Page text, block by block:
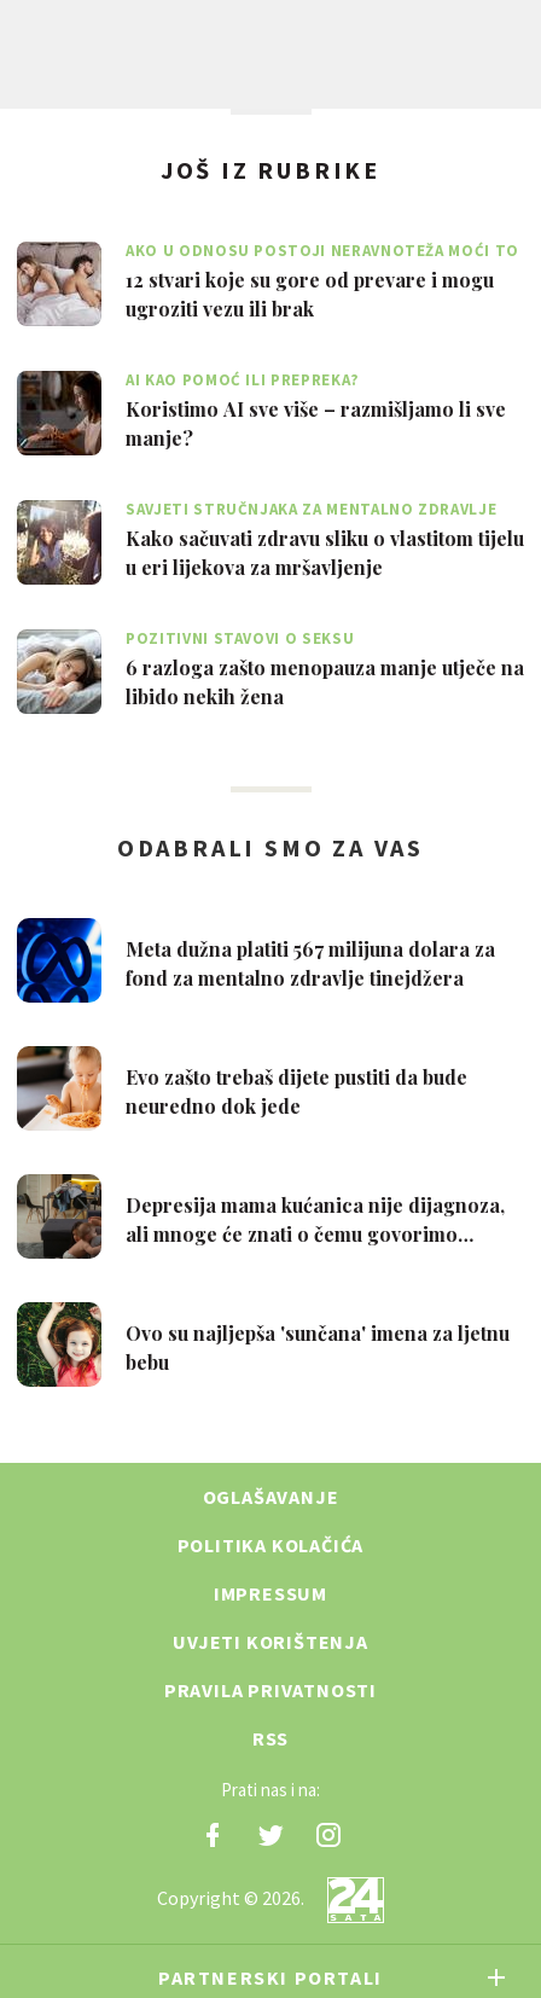
JOŠ IZ RUBRIKE
AKO U ODNOSU POSTOJI NERAVNOTEŽA MOĆI TO
JE VELIKI PROBLEM
12 stvari koje su gore od prevare i mogu
ugroziti vezu ili brak
AI KAO POMOĆ ILI PREPREKA?
Koristimo AI sve više – razmišljamo li sve
manje?
SAVJETI STRUČNJAKA ZA MENTALNO ZDRAVLJE
Kako sačuvati zdravu sliku o vlastitom tijelu
u eri lijekova za mršavljenje
POZITIVNI STAVOVI O SEKSU
6 razloga zašto menopauza manje utječe na
libido nekih žena
OGLAŠAVANJE
POLITIKA KOLAČIĆA
IMPRESSUM
UVJETI KORIŠTENJA
PRAVILA PRIVATNOSTI
RSS
Prati nas i na:
Copyright © 2026.
PARTNERSKI PORTALI